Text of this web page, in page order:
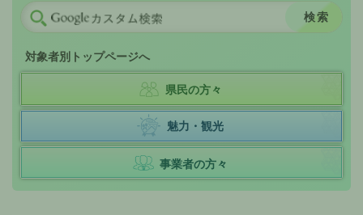
対象者別トップページへ
県民の方々
魅力・観光
事業者の方々